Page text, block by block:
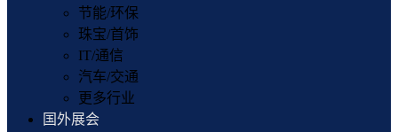
节能/环保
珠宝/首饰
IT/通信
汽车/交通
更多行业
国外展会